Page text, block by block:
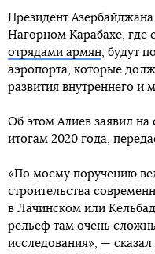
Президент
Нагорном Карабахе, где
отрядами армян, будут
аэропорта, которые
развития внутреннего и
Об этом Алиев заявил
итогам 2020 года,
«По моему поручению
строительства
в Лачинском или
рельеф там очень
исследования», —